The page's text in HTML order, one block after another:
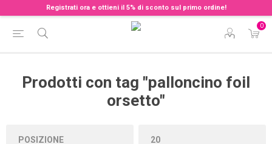
Registrati ora e ottieni il 5% di sconto sul primo ordine!
0
Prodotti con tag "palloncino foil
orsetto"